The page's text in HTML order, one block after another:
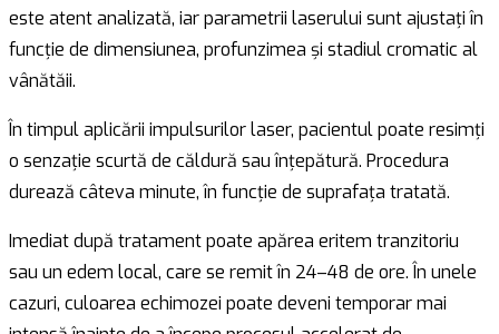
este atent analizată, iar parametrii laserului sunt ajustați în
funcție de dimensiunea, profunzimea și stadiul cromatic al
vânătăii.
În timpul aplicării impulsurilor laser, pacientul poate resimți
o senzație scurtă de căldură sau înțepătură. Procedura
durează câteva minute, în funcție de suprafața tratată.
Imediat după tratament poate apărea eritem tranzitoriu
sau un edem local, care se remit în 24–48 de ore. În unele
cazuri, culoarea echimozei poate deveni temporar mai